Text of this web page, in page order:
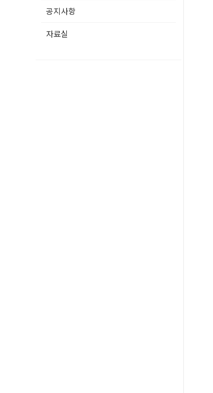
공지사항
자료실